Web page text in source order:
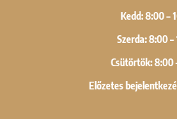
Kedd: 8:00 –
Szerda: 8:00 –
Csütörtök: 8:00
Előzetes